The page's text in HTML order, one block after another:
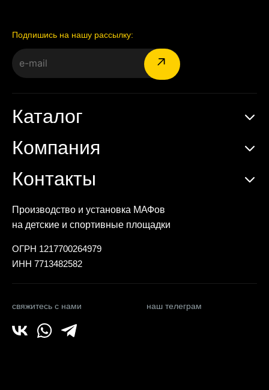
Подпишись на нашу рассылку:
Производство и установка МАФов
на детские и спортивные площадки
ОГРН 1217700264979
ИНН 7713482582
свяжитесь с нами наш телеграм
Каталог
Компания
Контакты